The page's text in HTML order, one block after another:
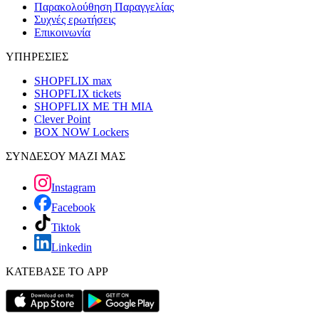
Παρακολούθηση Παραγγελίας
Συχνές ερωτήσεις
Επικοινωνία
ΥΠΗΡΕΣΙΕΣ
SHOPFLIX max
SHOPFLIX tickets
SHOPFLIX ΜΕ ΤΗ ΜΙΑ
Clever Point
BOX NOW Lockers
ΣΥΝΔΕΣΟΥ ΜΑΖΙ ΜΑΣ
Instagram
Facebook
Tiktok
Linkedin
ΚΑΤΕΒΑΣΕ ΤΟ APP